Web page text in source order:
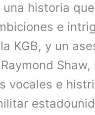
historia
e
KGB, y un
vocales e